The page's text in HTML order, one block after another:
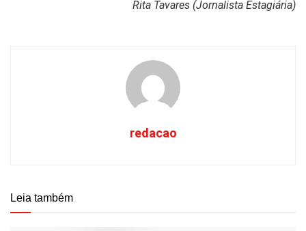
Rita Tavares (Jornalista Estagiária)
redacao
Leia também